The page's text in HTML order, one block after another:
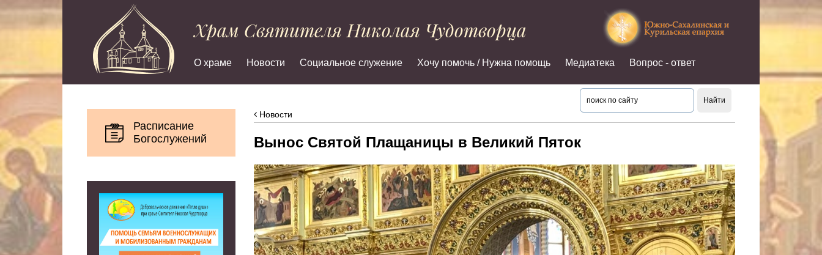
Храм Святителя Николая Чудотворца
О храме Новости Социальное служение Хочу помочь / Нужна помощь Медиатека Вопрос - ответ
Расписание
Богослужений
Новости
Вынос Святой Плащаницы в Великий Пяток